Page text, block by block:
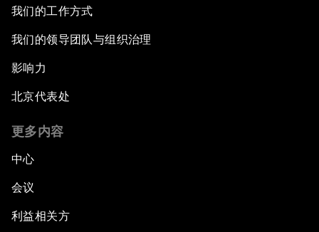
我们的工作方式
我们的领导团队与组织治理
影响力
北京代表处
更多内容
中心
会议
利益相关方